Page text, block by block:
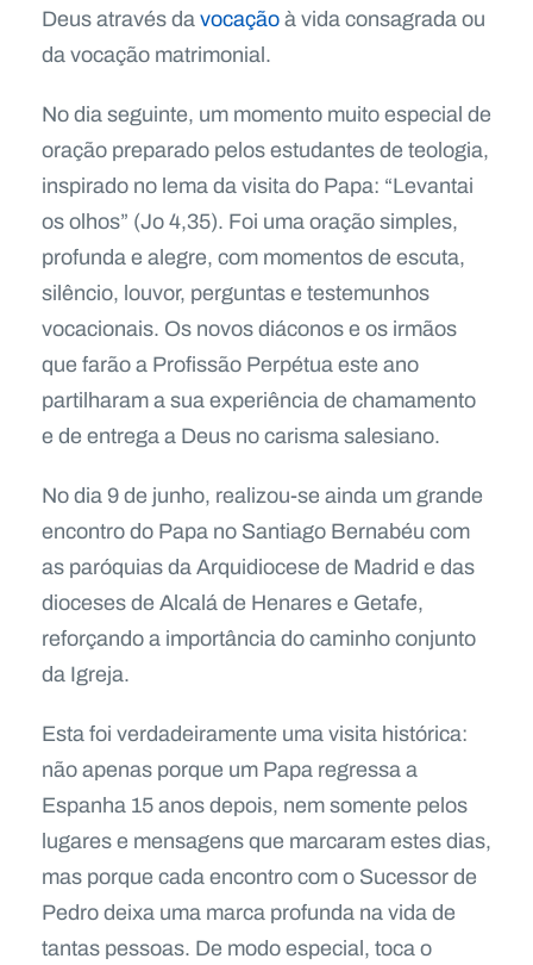
Deus através davocaçãoà vida consagrada ou
da vocação matrimonial.
No dia seguinte, um momento muito especial de
oração preparado pelos estudantes de teologia,
inspirado no lema da visita do Papa: “Levantai
os olhos” (Jo 4,35). Foi uma oração simples,
profunda e alegre, com momentos de escuta,
silêncio, louvor, perguntas e testemunhos
vocacionais. Os novos diáconos e os irmãos
que farão a Profissão Perpétua este ano
partilharam a sua experiência de chamamento
e de entrega a Deus no carisma salesiano.
No dia 9 de junho, realizou-se ainda um grande
encontro do Papa no Santiago Bernabéu com
as paróquias da Arquidiocese de Madrid e das
dioceses de Alcalá de Henares e Getafe,
reforçando a importância do caminho conjunto
da Igreja.
Esta foi verdadeiramente uma visita histórica:
não apenas porque um Papa regressa a
Espanha 15 anos depois, nem somente pelos
lugares e mensagens que marcaram estes dias,
mas porque cada encontro com o Sucessor de
Pedro deixa uma marca profunda na vida de
tantas pessoas. De modo especial, toca o